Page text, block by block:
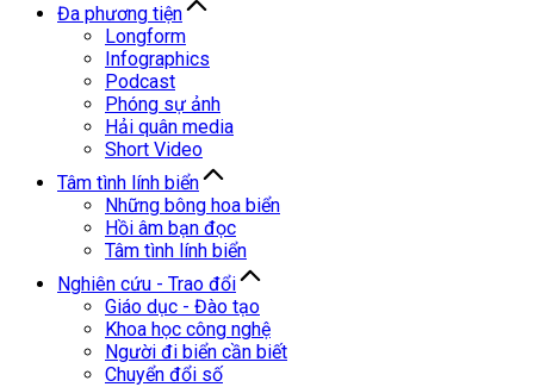
Đa phương tiện
Longform
Infographics
Podcast
Phóng sự ảnh
Hải quân media
Short Video
Tâm tình lính biển
Những bông hoa biển
Hồi âm bạn đọc
Tâm tình lính biển
Nghiên cứu - Trao đổi
Giáo dục - Đào tạo
Khoa học công nghệ
Người đi biển cần biết
Chuyển đổi số